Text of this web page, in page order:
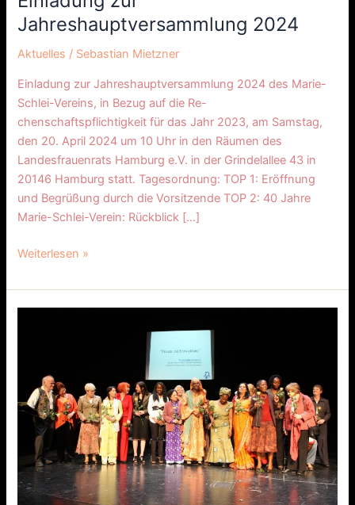
Jahreshauptversammlung 2024
Aktuelles / Sebastian Mietzner
Einladung zur Jahreshauptversammlung 2024 des Marie-
Schlei-Vereins, in Bezug auf die Re-
chenschaftspflichtigkeit für das Jahr 2023, am Samstag,
den 20. April 2024 um 10 Uhr in den Räumen des
Landesfrauenrats Hamburg e.V. in der Grindelallee 43 in
20146 Hamburg statt. Tagesordnung: TOP 1: Eröffnung
und Begrüßung durch die Vorsitzende TOP 2: 40 Jahre
Marie-Schlei-Verein: Rückblick […]
Weiterlesen »
Empowerment